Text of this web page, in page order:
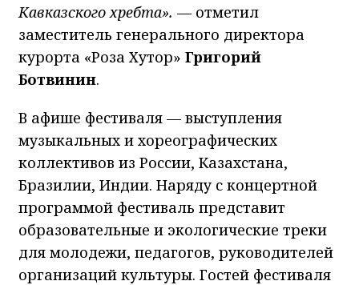
Кавказского хребта». — отметил
заместитель генерального директора
курорта «Роза Хутор» Григорий
Ботвинин.
В афише фестиваля — выступления
музыкальных и хореографических
коллективов из России, Казахстана,
Бразилии, Индии. Наряду с концертной
программой фестиваль представит
образовательные и экологические треки
для молодежи, педагогов, руководителей
организаций культуры. Гостей фестиваля